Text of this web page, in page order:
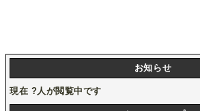
お知らせ
現在 ? 人が閲覧中です